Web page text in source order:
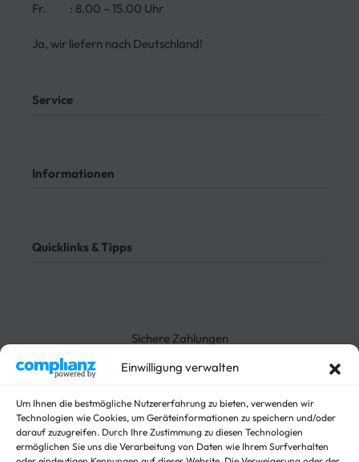
Einwilligung verwalten
Um Ihnen die bestmögliche Nutzererfahrung zu bieten, verwenden wir
Technologien wie Cookies, um Geräteinformationen zu speichern und/oder
darauf zuzugreifen. Durch Ihre Zustimmung zu diesen Technologien
ermöglichen Sie uns die Verarbeitung von Daten wie Ihrem Surfverhalten
Fr. : 8.00 – 15.00 Uhr
Ja, wir liefern nach Deutschland!
Service
Meine Bestellungen
Informationen
Impressum
Quicklinks & Tipps
Anhänger
Arbeitsbühnen Anhänger
Autotrailer
Autotrailer geschlossen
Baumaschinen
Für Fahrzeuge
Sichere Zahlungen